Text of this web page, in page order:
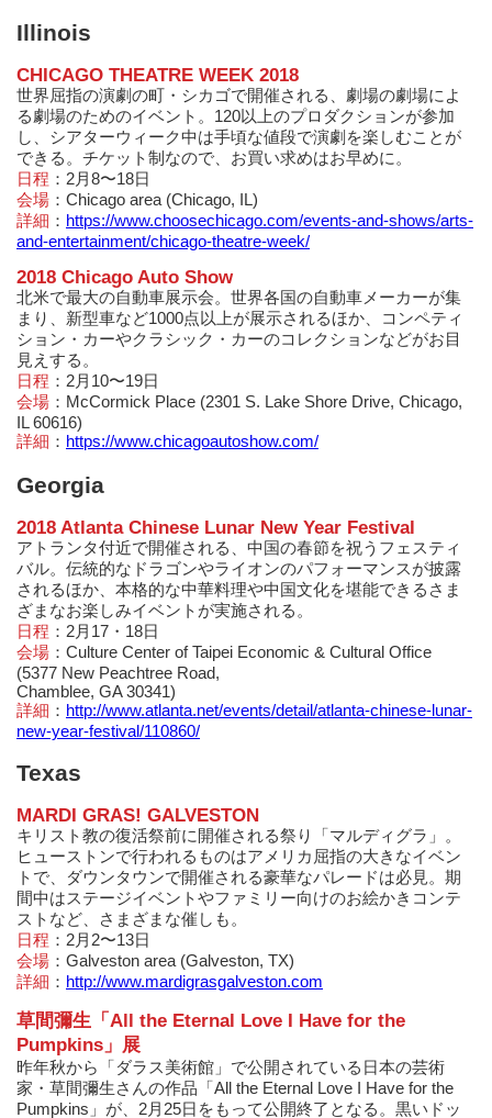
Illinois
CHICAGO THEATRE WEEK 2018
世界屈指の演劇の町・シカゴで開催される、劇場の劇場によ
る劇場のためのイベント。120以上のプロダクションが参加
し、シアターウィーク中は手頃な値段で演劇を楽しむことが
できる。チケット制なので、お買い求めはお早めに。
日程 ：2月8〜18日
会場 ：Chicago area (Chicago, IL)
詳細 ： https://www.choosechicago.com/events-and-shows/arts-
and-entertainment/chicago-theatre-week/
2018 Chicago Auto Show
北米で最大の自動車展示会。世界各国の自動車メーカーが集
まり、新型車など1000点以上が展示されるほか、コンペティ
ション・カーやクラシック・カーのコレクションなどがお目
見えする。
日程 ：2月10〜19日
会場 ：McCormick Place (2301 S. Lake Shore Drive, Chicago,
IL 60616)
詳細 ： https://www.chicagoautoshow.com/
Georgia
2018 Atlanta Chinese Lunar New Year Festival
アトランタ付近で開催される、中国の春節を祝うフェスティ
バル。伝統的なドラゴンやライオンのパフォーマンスが披露
されるほか、本格的な中華料理や中国文化を堪能できるさま
ざまなお楽しみイベントが実施される。
日程 ：2月17・18日
会場 ：Culture Center of Taipei Economic & Cultural Office
(5377 New Peachtree Road,
Chamblee, GA 30341)
詳細 ： http://www.atlanta.net/events/detail/atlanta-chinese-lunar-
new-year-festival/110860/
Texas
MARDI GRAS! GALVESTON
キリスト教の復活祭前に開催される祭り「マルディグラ」。
ヒューストンで行われるものはアメリカ屈指の大きなイベン
トで、ダウンタウンで開催される豪華なパレードは必見。期
間中はステージイベントやファミリー向けのお絵かきコンテ
ストなど、さまざまな催しも。
日程 ：2月2〜13日
会場 ：Galveston area (Galveston, TX)
詳細 ： http://www.mardigrasgalveston.com
草間彌生「All the Eternal Love I Have for the
Pumpkins」展
昨年秋から「ダラス美術館」で公開されている日本の芸術
家・草間彌生さんの作品「All the Eternal Love I Have for the
Pumpkins」が、2月25日をもって公開終了となる。黒いドッ